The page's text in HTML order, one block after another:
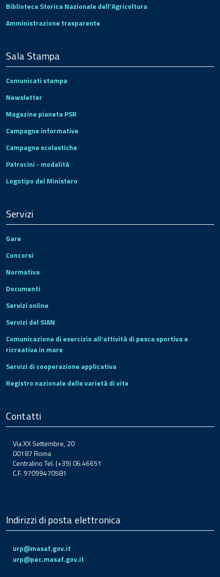
Biblioteca Storica Nazionale dell'Agricoltura
Amministrazione trasparente
Sala Stampa
Comunicati stampa
Newsletter
Magazine pianeta PSR
Campagne informative
Campagne scolastiche
Patrocini - modalità
Logotipo del Ministero
Servizi
Gare
Concorsi
Normativa
Documenti
Servizi online
Servizi del SIAN
Comunicazione di esercizio all'attività di pesca sportiva e
ricreativa in mare
Servizi di cooperazione applicativa
Registro nazionale delle varietà di vite
Contatti
Via XX Settembre, 20
00187 Roma
Centralino Tel. (+39) 06.46651
C.F. 97099470581
Indirizzi di posta elettronica
urp@masaf.gov.it
urp@pec.masaf.gov.it